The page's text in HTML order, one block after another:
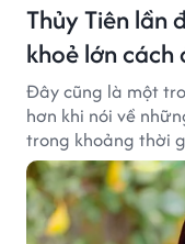
Thủy Tiên lần
khoẻ lớn
Đây cũng là một
hơn khi nói về
trong khoảng thời
trí.